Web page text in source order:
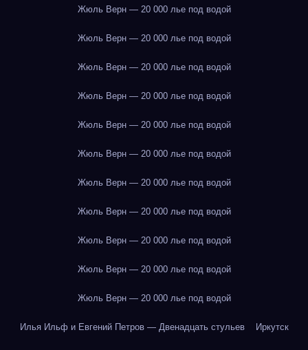
Жюль Верн — 20 000 лье под водой
Жюль Верн — 20 000 лье под водой
Жюль Верн — 20 000 лье под водой
Жюль Верн — 20 000 лье под водой
Жюль Верн — 20 000 лье под водой
Жюль Верн — 20 000 лье под водой
Жюль Верн — 20 000 лье под водой
Жюль Верн — 20 000 лье под водой
Жюль Верн — 20 000 лье под водой
Жюль Верн — 20 000 лье под водой
Жюль Верн — 20 000 лье под водой
Илья Ильф и Евгений Петров — Двенадцать стульев Иркутск